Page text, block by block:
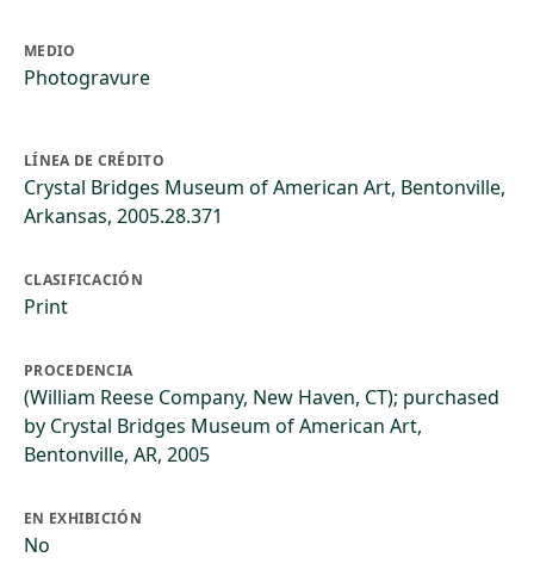
MEDIO
Photogravure
LÍNEA DE CRÉDITO
Crystal Bridges Museum of American Art, Bentonville,
Arkansas, 2005.28.371
CLASIFICACIÓN
Print
PROCEDENCIA
(William Reese Company, New Haven, CT); purchased
by Crystal Bridges Museum of American Art,
Bentonville, AR, 2005
EN EXHIBICIÓN
No